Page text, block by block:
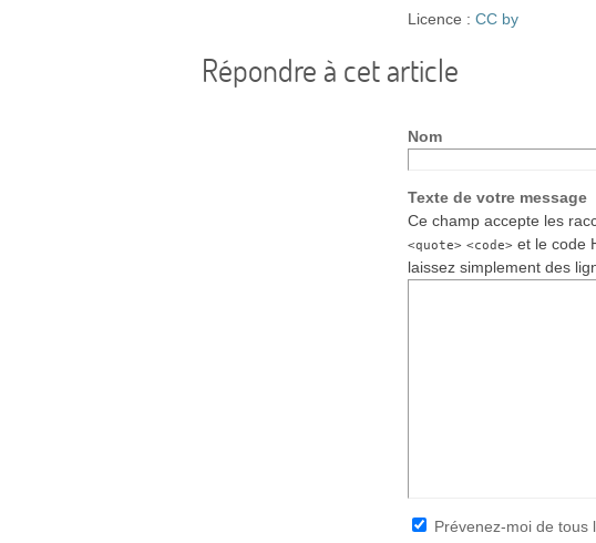
Licence :CC by
Répondre à cet article
Nom
Texte de votre message
Ce champ accepte les
<quote> <code> et le code
laissez simplement des
Prévenez-moi de tous